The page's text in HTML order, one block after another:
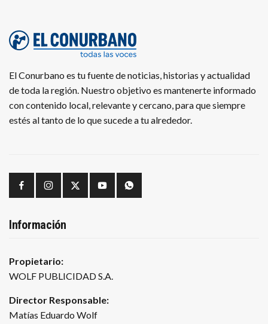
El Conurbano es tu fuente de noticias, historias y actualidad
de toda la región. Nuestro objetivo es mantenerte informado
con contenido local, relevante y cercano, para que siempre
estés al tanto de lo que sucede a tu alrededor.
Información
Propietario:
WOLF PUBLICIDAD S.A.
Director Responsable:
Matías Eduardo Wolf